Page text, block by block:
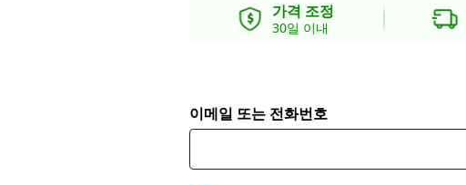
가격 조정
30일 이내
이메일 또는 전화번호